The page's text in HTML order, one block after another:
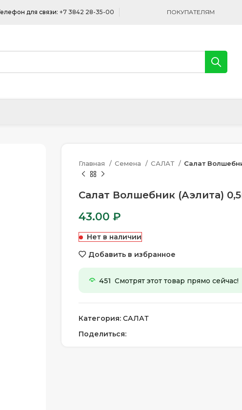
для связи: +7 3842 28-35-00 ПОКУПАТЕЛЯМ
Главная Семена САЛАТ Салат
Салат Волшебник (Аэлита)
43.00 ₽
Нет в наличии
Добавить в избранное
451 Смотрят этот товар прямо сейчас!
Категория: САЛАТ
Поделиться: